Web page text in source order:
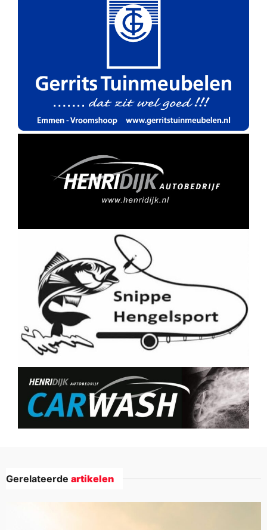
Gerelateerde artikelen